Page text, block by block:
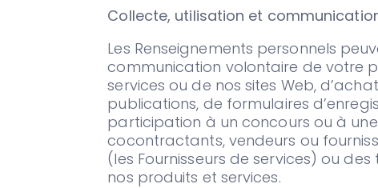
Collecte, utilisation et
Les Renseignements personnels
communication volontaire de votre
services ou de nos sites Web,
publications, de formulaires
participation à un concours ou à
cocontractants, vendeurs ou
(les Fournisseurs de services) ou
nos produits et services.